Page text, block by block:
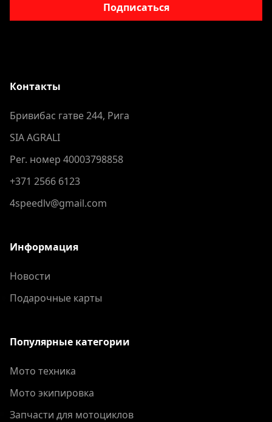
Подписаться
Контакты
Бривибас гатве 244, Рига
SIA AGRALI
Рег. номер 40003798858
+371 2566 6123
4speedlv@gmail.com
Информация
Новости
Подарочные карты
Популярные категории
Мото техника
Мото экипировка
Запчасти для мотоциклов